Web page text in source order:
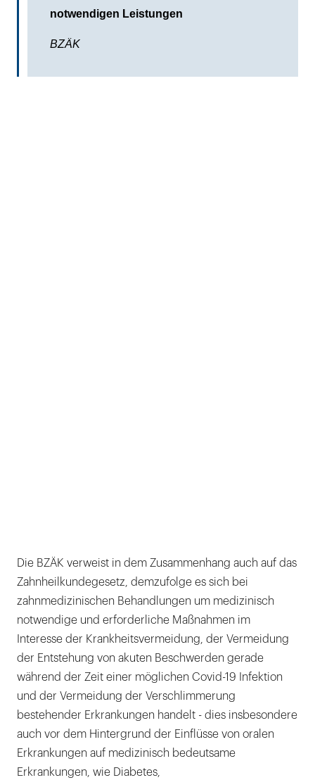
notwendigen Leistungen
BZÄK
Die BZÄK verweist in dem Zusammenhang auch auf das
Zahnheilkundegesetz, demzufolge es sich bei
zahnmedizinischen Behandlungen um medizinisch
notwendige und erforderliche Maßnahmen im
Interesse der Krankheitsvermeidung, der Vermeidung
der Entstehung von akuten Beschwerden gerade
während der Zeit einer möglichen Covid-19 Infektion
und der Vermeidung der Verschlimmerung
bestehender Erkrankungen handelt - dies insbesondere
auch vor dem Hintergrund der Einflüsse von oralen
Erkrankungen auf medizinisch bedeutsame
Erkrankungen, wie Diabetes,